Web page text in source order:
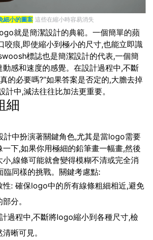
細小的圖案 這些在縮小時容易消失
就是簡潔設計的典範。一個簡單的蘋
咬痕,即使縮小到極小的尺寸,也能立即識
標誌也是簡潔設計的代表,一個簡
感和速度的感覺。在設計過程中,不斷
的必要嗎?”如果答案是否定的,大膽去掉
中,減法往往比加法更重要。
細
計中扮演著關鍵角色,尤其是當logo需要
下,如果你用極細的鉛筆畫一幅畫,然後
,線條可能就會變得模糊不清或完全消
同樣的挑戰。關鍵考慮點:
性: 確保logo中的所有線條粗細相近,避免
分。
過程中,不斷將logo縮小到各種尺寸,檢
晰可見。